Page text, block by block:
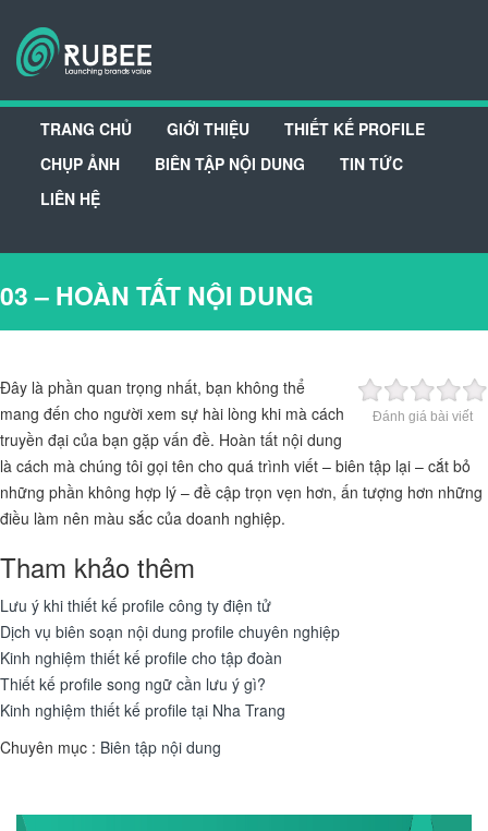
TRANG CHỦ GIỚI THIỆU
THIẾT KẾ PROFILE
CHỤP ẢNH
BIÊN TẬP NỘI DUNG
TIN TỨC
LIÊN HỆ
03 – HOÀN TẤT NỘI DUNG
Đánh giá bài viết
Đây là phần quan trọng nhất, bạn không thể
mang đến cho người xem sự hài lòng khi mà cách
truyền đại của bạn gặp vấn đề. Hoàn tất nội dung
là cách mà chúng tôi gọi tên cho quá trình viết – biên tập lại – cắt bỏ
những phần không hợp lý – đề cập trọn vẹn hơn, ấn tượng hơn những
điều làm nên màu sắc của doanh nghiệp.
Tham khảo thêm
Lưu ý khi thiết kế profile công ty điện tử
Dịch vụ biên soạn nội dung profile chuyên nghiệp
Kinh nghiệm thiết kế profile cho tập đoàn
Thiết kế profile song ngữ cần lưu ý gì?
Kinh nghiệm thiết kế profile tại Nha Trang
Chuyên mục : Biên tập nội dung